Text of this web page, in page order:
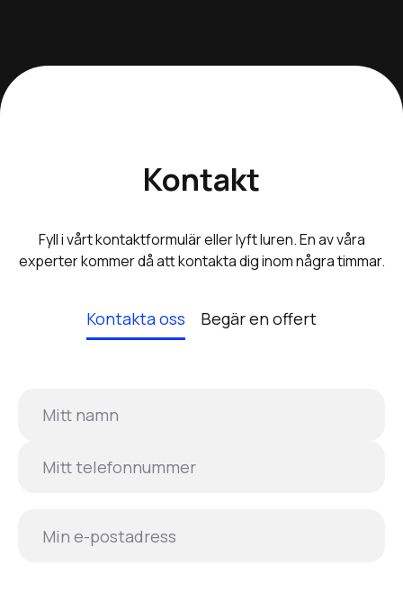
Kontakt
Fyll i vårt kontaktformulär eller lyft luren. En av våra
experter kommer då att kontakta dig inom några timmar.
Kontakta oss Begär en offert